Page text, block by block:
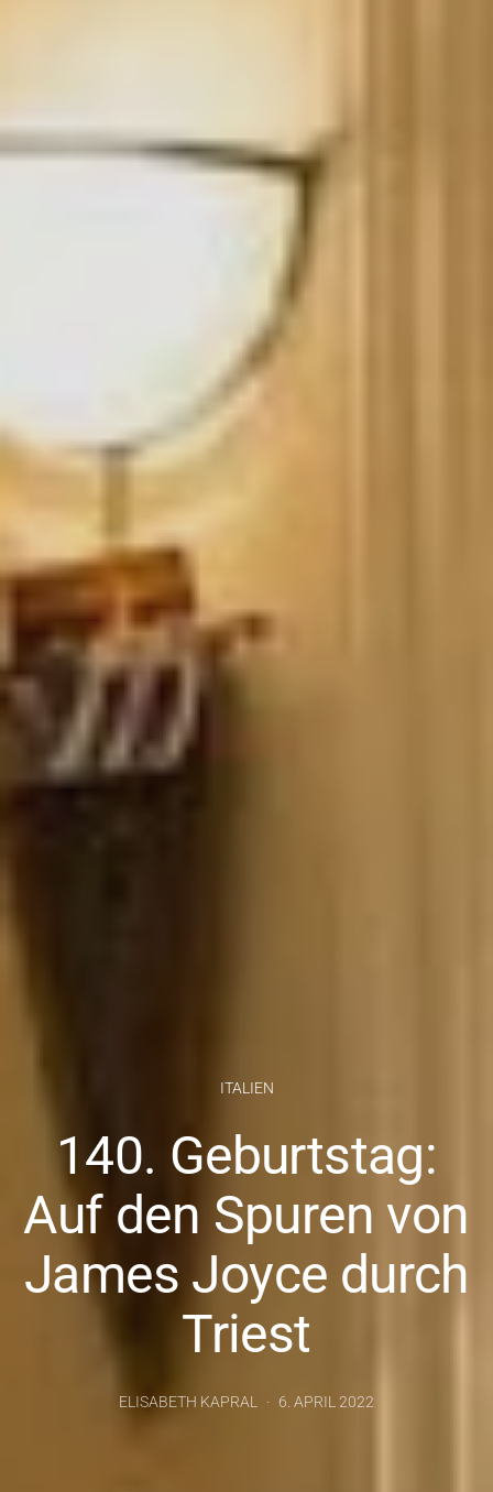
ITALIEN
140. Geburtstag:
Auf den Spuren von
James Joyce durch
Triest
ELISABETH KAPRAL 6. APRIL 2022